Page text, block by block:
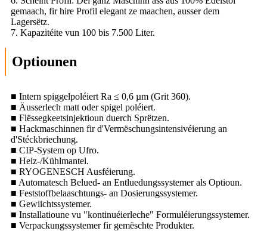
gemaach, fir hire Profil elegant ze maachen, ausser dem
Lagersëtz.
7. Kapazitéite vun 100 bis 7.500 Liter.
Optiounen
■ Intern spiggelpoléiert Ra ≤ 0,6 µm (Grit 360).
■ Äusserlech matt oder spigel poléiert.
■ Flëssegkeetsinjektioun duerch Sprëtzen.
■ Hackmaschinnen fir d'Vermëschungsintensivéierung an
d'Stéckbriechung.
■ CIP-System op Ufro.
■ Heiz-/Kühlmantel.
■ RYOGENESCH Ausféierung.
■ Automatesch Belued- an Entluedungssystemer als Optioun.
■ Feststoffbelaaschtungs- an Dosierungssystemer.
■ Gewiichtssystemer.
■ Installatioune vu "kontinuéierleche" Formuléierungssystemer.
■ Verpackungssystemer fir gemëschte Produkter.